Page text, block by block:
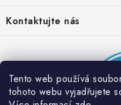
Tento web používá
tohoto webu vyjadřujete
Provizní systém
Partner stránek: Super
Časté otázky
Podmínky akce 2 + 1 zdarma
Kontaktujte nás